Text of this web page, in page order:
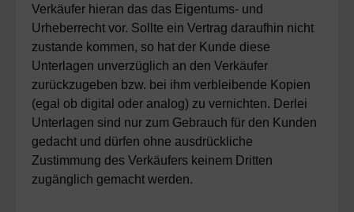
Verkäufer hieran das das Eigentums- und
Urheberrecht vor. Sollte ein Vertrag daraufhin nicht
zustande kommen, so hat der Kunde diese
Unterlagen unverzüglich an den Verkäufer
zurückzugeben bzw. bei ihm verbleibende Kopien
(egal ob digital oder analog) zu vernichten. Derlei
Unterlagen sind nur zum Gebrauch für den Kunden
gedacht und dürfen ohne ausdrückliche
Zustimmung des Verkäufers keinem Dritten
zugänglich gemacht werden.